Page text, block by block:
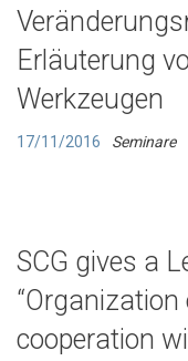
Erläuterung
Werkzeugen
17/11/2016 Seminare
SCG gives a
“Organization
cooperation